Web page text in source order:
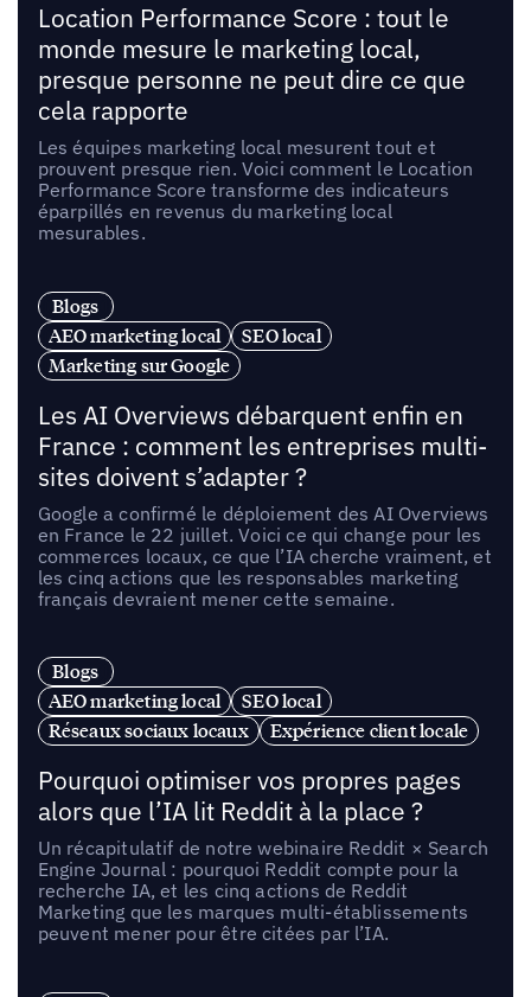
Location Performance Score : tout le
monde mesure le marketing local,
presque personne ne peut dire ce que
cela rapporte
Les équipes marketing local mesurent tout et
prouvent presque rien. Voici comment le Location
Performance Score transforme des indicateurs
éparpillés en revenus du marketing local
mesurables.
Blogs
AEO marketing local
SEO local
Marketing sur Google
Les AI Overviews débarquent enfin en
France : comment les entreprises multi-
sites doivent s’adapter ?
Google a confirmé le déploiement des AI Overviews
en France le 22 juillet. Voici ce qui change pour les
commerces locaux, ce que l’IA cherche vraiment, et
les cinq actions que les responsables marketing
français devraient mener cette semaine.
Blogs
AEO marketing local
SEO local
Réseaux sociaux locaux
Expérience client locale
Pourquoi optimiser vos propres pages
alors que l’IA lit Reddit à la place ?
Un récapitulatif de notre webinaire Reddit × Search
Engine Journal : pourquoi Reddit compte pour la
recherche IA, et les cinq actions de Reddit
Marketing que les marques multi-établissements
peuvent mener pour être citées par l’IA.